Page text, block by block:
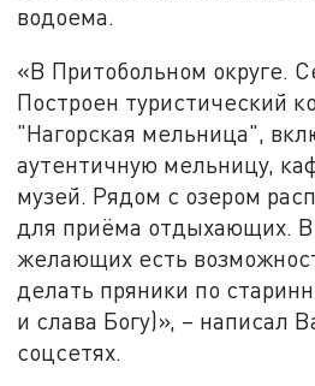
водоема.
«В Притобольном округе.
Построен туристический
"Нагорская мельница",
аутентичную мельницу,
музей. Рядом с озером
для приёма отдыхающих.
желающих есть
делать пряники по
и слава Богу)», – написал
соцсетях.